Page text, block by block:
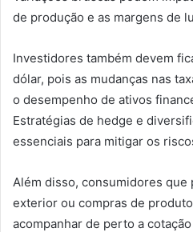
de produção e as margens de
Investidores também devem
dólar, pois as mudanças nas
o desempenho de ativos
Estratégias de hedge e
essenciais para mitigar os
Além disso, consumidores que
exterior ou compras de
acompanhar de perto a